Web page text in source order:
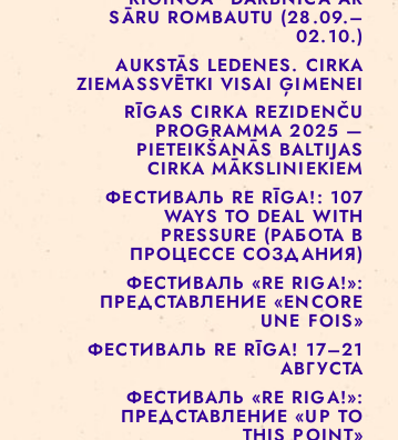
РИЖСКАЯ ЦИРКОВАЯ
ШКОЛА РЕАЛИЗУЕТ ПРОЕКТ
СОЦИАЛЬНОГО ЦИРКА ДЛЯ
ДЕТЕЙ
OPEN CALL: RADOŠĀ
RIGINGA* DARBNĪCA AR
SĀRU ROMBAUTU (28.09.–
02.10.)
AUKSTĀS LEDENES. CIRKA
ZIEMASSVĒTKI VISAI ĢIMENEI
RĪGAS CIRKA REZIDENČU
PROGRAMMA 2025 —
PIETEIKŠANĀS BALTIJAS
CIRKA MĀKSLINIEKIEM
ФЕСТИВАЛЬ RE RĪGA!: 107
WAYS TO DEAL WITH
PRESSURE (РАБОТА В
ПРОЦЕССЕ СОЗДАНИЯ)